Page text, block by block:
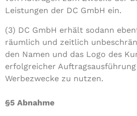
Leistungen der DC GmbH ein.
(3) DC GmbH erhält sodann
räumlich und zeitlich
den Namen und das Logo des
erfolgreicher
Werbezwecke zu nutzen.
§5 Abnahme